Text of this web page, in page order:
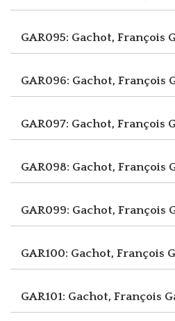
GAR095: Gachot, François
GAR096: Gachot, François
GAR097: Gachot, François
GAR098: Gachot, François
GAR099: Gachot, François
GAR100: Gachot, François
GAR101: Gachot, François